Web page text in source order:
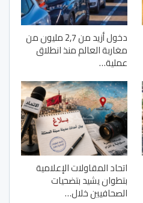
دخول أزيد من 2,7 مليون من
مغاربة العالم منذ انطلاق
عملية…
اتحاد المقاولات الإعلامية
بتطوان يشيد بتضحيات
الصحافيين خلال…